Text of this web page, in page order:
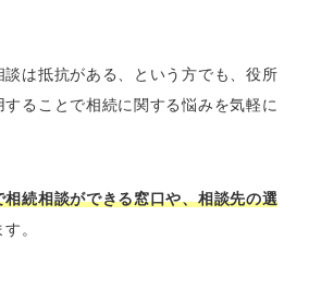
弁護士の無料相談が平日と夜間
書士会｜遺言など相続手続きに
談が可能
士会｜相続登記に関する無料相
会｜相続全般に関する無料相談
は抵抗がある、という方でも、役所
ることで相続に関する悩みを気軽に
相続相談ができる窓口や、相談先の選
す。